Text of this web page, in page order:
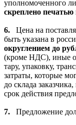
уполномоченного
скреплено
6. Цена на
быть указана в
округлением до
(кроме НДС), иные
тару, упаковку,
затраты, которые
до склада
срок действия
7. Предложение